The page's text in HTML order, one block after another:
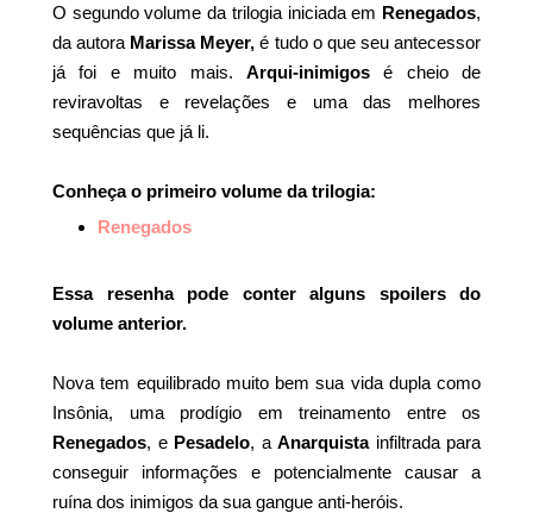
O segundo volume da trilogia iniciada em Renegados,
da autora Marissa Meyer, é tudo o que seu antecessor
já foi e muito mais. Arqui-inimigosé cheio de
reviravoltas e revelações e uma das melhores
sequências que já li.
Conheça o primeiro volume da trilogia:
Renegados
Essa resenha pode conter alguns spoilers do
volume anterior.
Nova tem equilibrado muito bem sua vida dupla como
Insônia, uma prodígio em treinamento entre os
Renegados, e Pesadelo, a Anarquistainfiltrada para
conseguir informações e potencialmente causar a
ruína dos inimigos da sua gangue anti-heróis.